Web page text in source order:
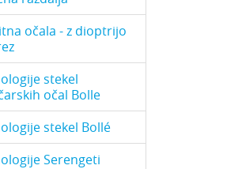
očala - z dioptrijo
stekel
očal Bolle
stekel Bollé
Serengeti